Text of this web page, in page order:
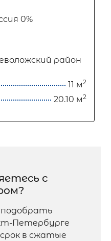
0%
район
11 м2
20.10 м2
с
Петербурге
в сжатые